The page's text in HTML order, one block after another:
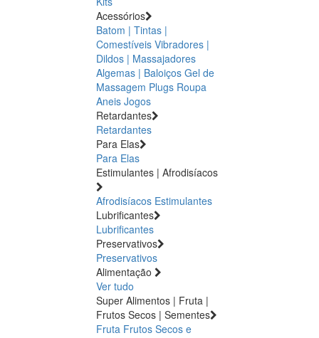
Acessórios
Batom | Tintas |
Comestíveis Vibradores |
Dildos | Massajadores
Algemas | Baloiços Gel de
Massagem Plugs Roupa
Aneis Jogos
Retardantes
Retardantes
Para Elas
Para Elas
Estimulantes | Afrodisíacos
Afrodisíacos Estimulantes
Lubrificantes
Lubrificantes
Preservativos
Preservativos
Alimentação
Ver tudo
Super Alimentos | Fruta |
Frutos Secos | Sementes
Fruta Frutos Secos e